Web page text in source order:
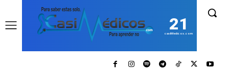
21
casiMedicos.com